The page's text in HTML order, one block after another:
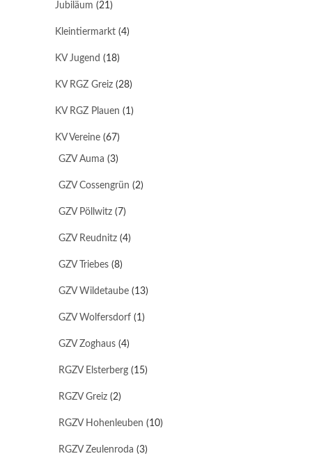
Jubiläum (21)
Kleintiermarkt (4)
KV Jugend (18)
KV RGZ Greiz (28)
KV RGZ Plauen (1)
KV Vereine (67)
GZV Auma (3)
GZV Cossengrün (2)
GZV Pöllwitz (7)
GZV Reudnitz (4)
GZV Triebes (8)
GZV Wildetaube (13)
GZV Wolfersdorf (1)
GZV Zoghaus (4)
RGZV Elsterberg (15)
RGZV Greiz (2)
RGZV Hohenleuben (10)
RGZV Zeulenroda (3)